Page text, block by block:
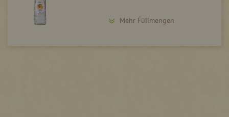
Mehr Füllmengen